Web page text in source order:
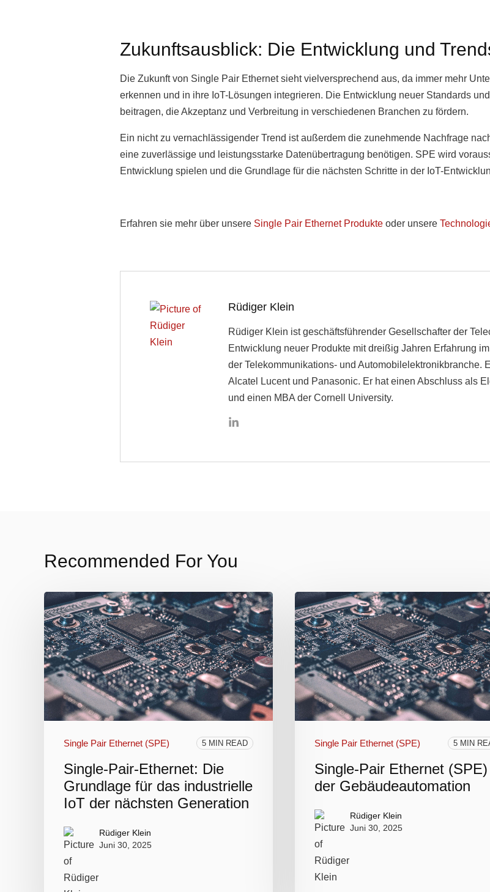
Zukunftsausblick: Die Entwicklung und
Die Zukunft von Single Pair Ethernet sieht vielversprechend aus, da immer mehr
erkennen und in ihre IoT-Lösungen integrieren. Die Entwicklung neuer Standards
beitragen, die Akzeptanz und Verbreitung in verschiedenen Branchen zu fördern.
Ein nicht zu vernachlässigender Trend ist außerdem die zunehmende Nachfrage
eine zuverlässige und leistungsstarke Datenübertragung benötigen. SPE wird
Entwicklung spielen und die Grundlage für die nächsten Schritte in der IoT-
Erfahren sie mehr über unsere Single Pair Ethernet Produkte oder unsere
Rüdiger Klein
Rüdiger Klein ist geschäftsführender Gesellschafter der
Entwicklung neuer Produkte mit dreißig Jahren Erfahrung
der Telekommunikations- und Automobilelektronikbranche.
Alcatel Lucent und Panasonic. Er hat einen Abschluss als
und einen MBA der Cornell University.
Recommended For You
Single Pair Ethernet (SPE) 5 MIN READ
Single-Pair-Ethernet: Die
Grundlage für das industrielle
IoT der nächsten Generation
Rüdiger Klein
Juni 30, 2025
Single Pair Ethernet (SPE) 5 MIN
Single-Pair Ethernet
der Gebäudeautomation
Rüdiger Klein
Juni 30, 2025